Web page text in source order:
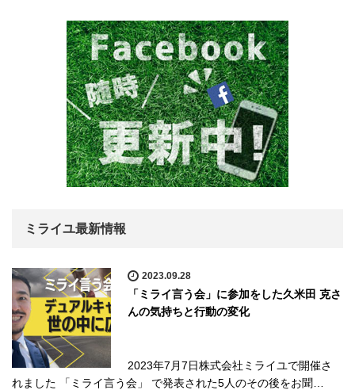
ミライユ最新情報
2023.09.28
「ミライ言う会」に参加をした久米田 克さ
んの気持ちと行動の変化
2023年7月7日株式会社ミライユで開催さ
れました 「ミライ言う会」 で発表された5人のその後をお聞…